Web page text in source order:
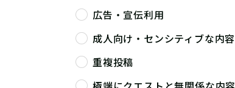
広告・宣伝利用
成人向け・センシティブな内容
重複投稿